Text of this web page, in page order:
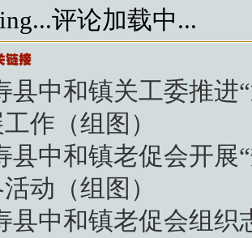
评论加载中...
县中和镇关工委推进
作（组图）
县中和镇老促会开展
动（组图）
县中和镇老促会组织